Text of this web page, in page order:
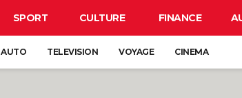
SPORT CULTURE FINANCE
AUTO TELEVISION VOYAGE CINEMA